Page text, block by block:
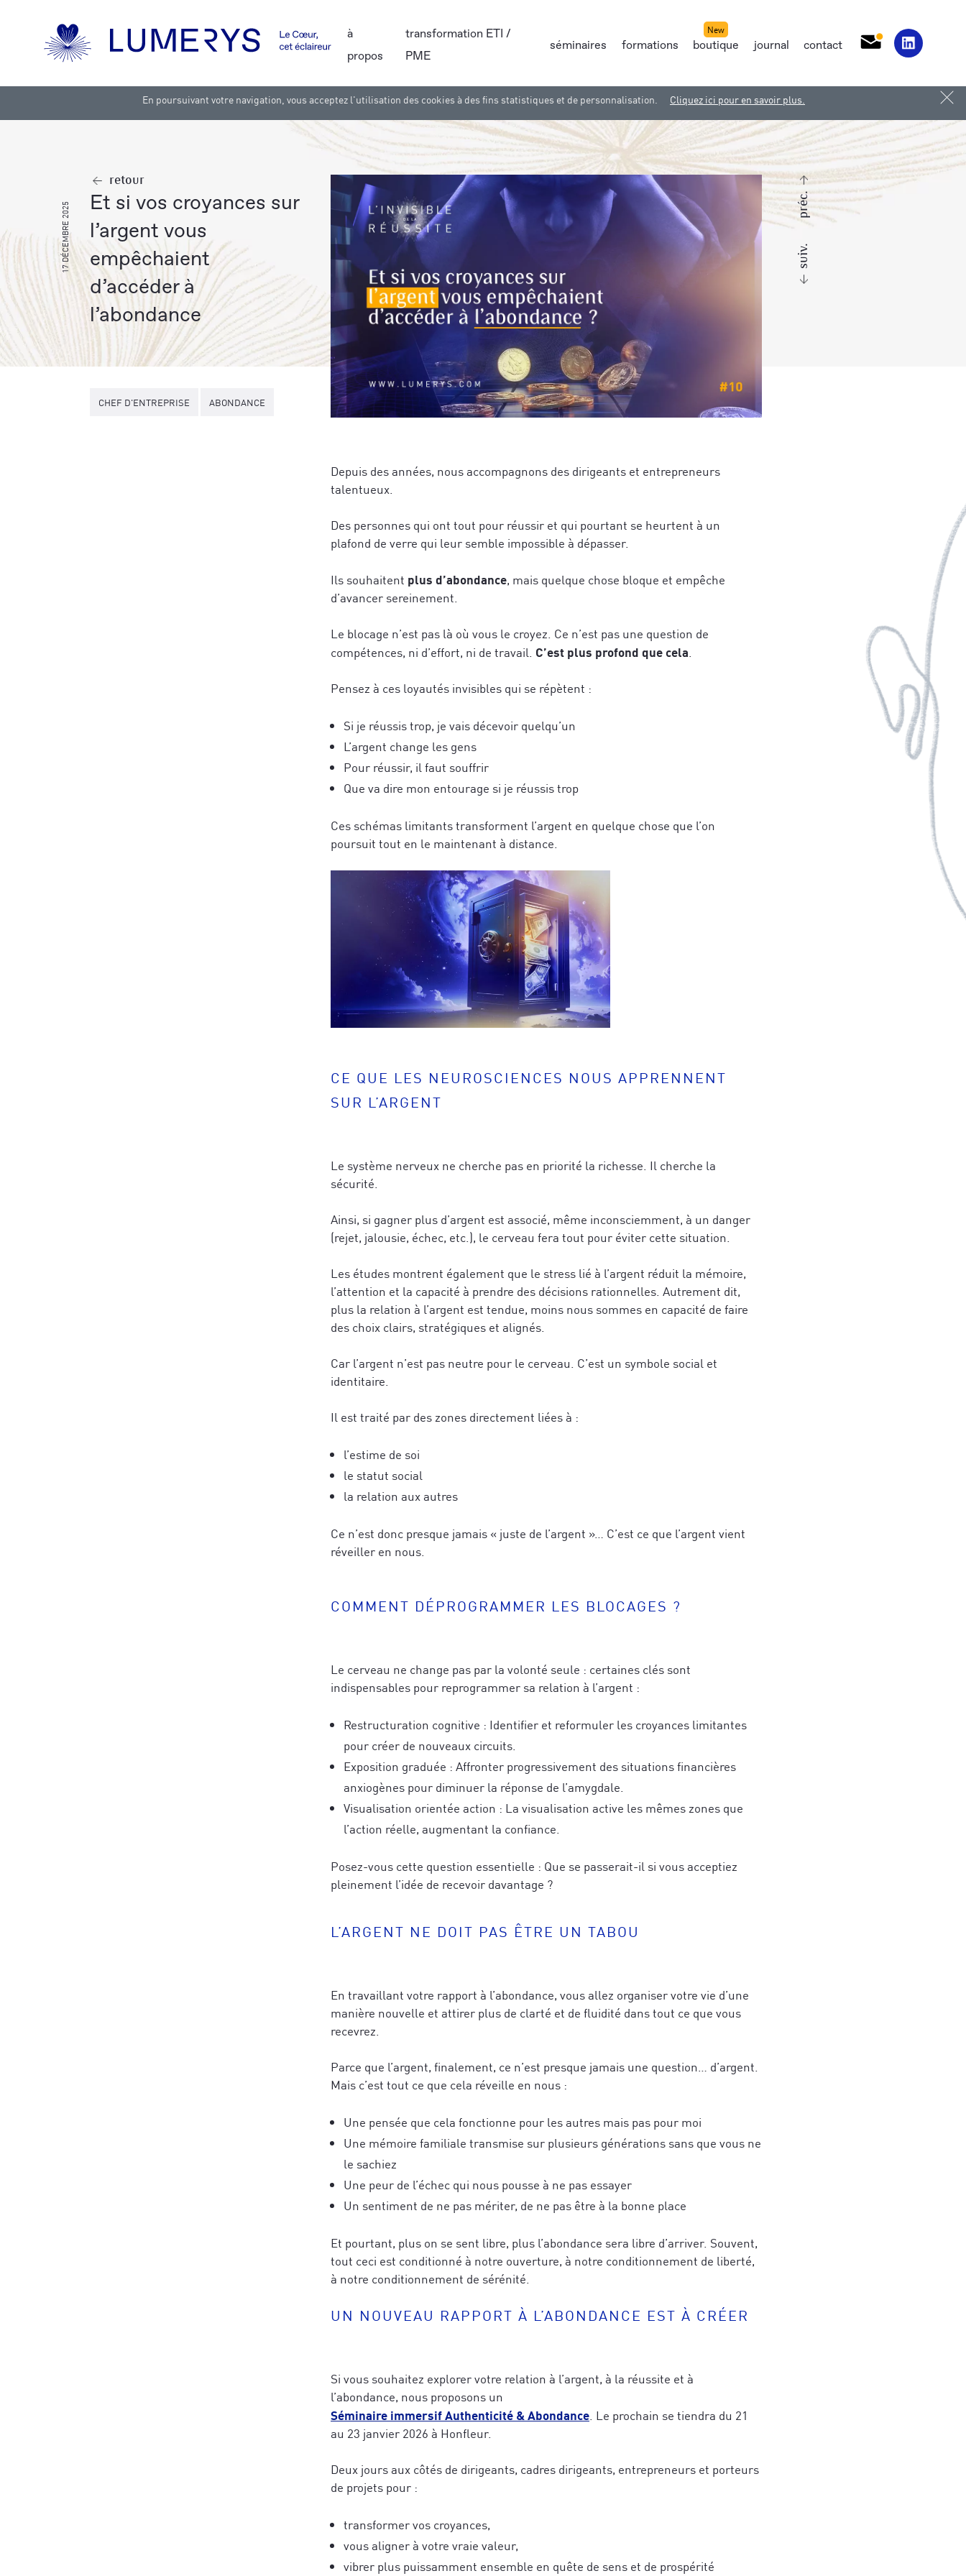
En poursuivant votre navigation, vous acceptez l'utilisation des cookies à des fins statistiques et de personnalisation. Cliquez ici pour en savoir plus.
à
propos
transformation ETI /
PME
séminaires formations boutique journal contact
retour
et si vos croyances sur
l’argent vous
empêchaient
d’accéder à
l’abondance
17 DÉCEMBRE 2025 suiv.
préc.
CHEF D'ENTREPRISE ABONDANCE
Depuis des années, nous accompagnons des dirigeants et entrepreneurs
talentueux.
Des personnes qui ont tout pour réussir et qui pourtant se heurtent à un
plafond de verre qui leur semble impossible à dépasser.
Ils souhaitent plus d’abondance, mais quelque chose bloque et empêche
d’avancer sereinement.
Le blocage n’est pas là où vous le croyez. Ce n’est pas une question de
compétences, ni d’effort, ni de travail. C’est plus profond que cela.
Pensez à ces loyautés invisibles qui se répètent :
Si je réussis trop, je vais décevoir quelqu’un
L’argent change les gens
Pour réussir, il faut souffrir
Que va dire mon entourage si je réussis trop
Ces schémas limitants transforment l’argent en quelque chose que l’on
poursuit tout en le maintenant à distance.
CE QUE LES NEUROSCIENCES NOUS APPRENNENT
SUR L’ARGENT
Le système nerveux ne cherche pas en priorité la richesse. Il cherche la
sécurité.
Ainsi, si gagner plus d’argent est associé, même inconsciemment, à un danger
(rejet, jalousie, échec, etc.), le cerveau fera tout pour éviter cette situation.
Les études montrent également que le stress lié à l’argent réduit la mémoire,
l’attention et la capacité à prendre des décisions rationnelles. Autrement dit,
plus la relation à l’argent est tendue, moins nous sommes en capacité de faire
des choix clairs, stratégiques et alignés.
Car l’argent n’est pas neutre pour le cerveau. C’est un symbole social et
identitaire.
Il est traité par des zones directement liées à :
l’estime de soi
le statut social
la relation aux autres
Ce n’est donc presque jamais « juste de l’argent »… C’est ce que l’argent vient
réveiller en nous.
COMMENT DÉPROGRAMMER LES BLOCAGES ?
Le cerveau ne change pas par la volonté seule : certaines clés sont
indispensables pour reprogrammer sa relation à l’argent :
Restructuration cognitive : Identifier et reformuler les croyances limitantes
pour créer de nouveaux circuits.
Exposition graduée : Affronter progressivement des situations financières
anxiogènes pour diminuer la réponse de l’amygdale.
Visualisation orientée action : La visualisation active les mêmes zones que
l’action réelle, augmentant la confiance.
Posez-vous cette question essentielle : Que se passerait-il si vous acceptiez
pleinement l’idée de recevoir davantage ?
L’ARGENT NE DOIT PAS ÊTRE UN TABOU
En travaillant votre rapport à l’abondance, vous allez organiser votre vie d’une
manière nouvelle et attirer plus de clarté et de fluidité dans tout ce que vous
recevrez.
Parce que l’argent, finalement, ce n’est presque jamais une question… d’argent.
Mais c’est tout ce que cela réveille en nous :
Une pensée que cela fonctionne pour les autres mais pas pour moi
Une mémoire familiale transmise sur plusieurs générations sans que vous ne
le sachiez
Une peur de l’échec qui nous pousse à ne pas essayer
Un sentiment de ne pas mériter, de ne pas être à la bonne place
Et pourtant, plus on se sent libre, plus l’abondance sera libre d’arriver. Souvent,
tout ceci est conditionné à notre ouverture, à notre conditionnement de liberté,
à notre conditionnement de sérénité.
UN NOUVEAU RAPPORT À L’ABONDANCE EST À CRÉER
Si vous souhaitez explorer votre relation à l’argent, à la réussite et à
l’abondance, nous proposons un
Séminaire immersif Authenticité & Abondance . Le prochain se tiendra du 21
au 23 janvier 2026 à Honfleur.
Deux jours aux côtés de dirigeants, cadres dirigeants, entrepreneurs et porteurs
de projets pour :
transformer vos croyances,
vous aligner à votre vraie valeur,
vibrer plus puissamment ensemble en quête de sens et de prospérité
Recevez un concentré de techniques issues de stratégies
et notre vidéo de coaching, pour
business tout en étant profondément aligné(e) avec ce
que vous souhaitez accomplir.
Pour mieux vous inspirer, dîtes-nous ce qui vous
Veuillez vérifier votre demande. *
JE M'ABONNE
confidentialité
Recevez des conseils exclusifs issus des neurosciences, de l’épigénétique et des
découvertes en transformation humaine, directement applicables à vos projets.
Accédez en avant-première à nos formations, techniques avancées, séminaires et aux
coulisses de nos recherches et explorations à travers le monde.
Pour mieux vous inspirer, dîtes-nous ce qui vous caractérise le mieux aujourd'hui
Veuillez vérifier votre demande. *
JE M'ABONNE
politique de